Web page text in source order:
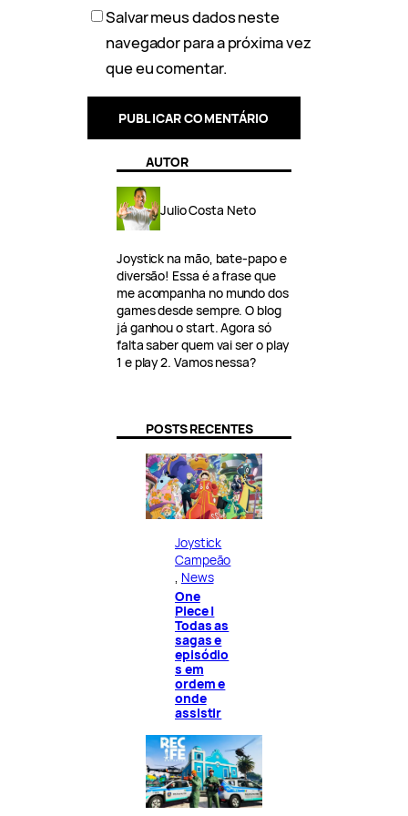
Salvar meus dados neste
navegador para a próxima vez
que eu comentar.
AUTOR
Julio Costa Neto
Joystick na mão, bate-papo e
diversão! Essa é a frase que
me acompanha no mundo dos
games desde sempre. O blog
já ganhou o start. Agora só
falta saber quem vai ser o play
1 e play 2. Vamos nessa?
POSTS RECENTES
Joystick
Campeão
News
One
Piece |
Todas as
sagas e
episódio
s em
ordem e
onde
assistir